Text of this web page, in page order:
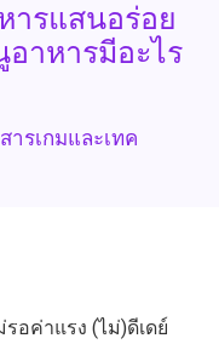
ารแสนอร่อย
าหารมีอะไร
ารเกมและเทค
อค่าแรง (ไม่)ดีเดย์